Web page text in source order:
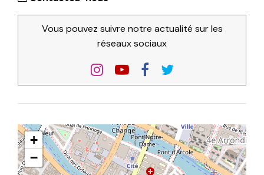
Vous pouvez suivre notre actualité sur les
réseaux sociaux
+
−